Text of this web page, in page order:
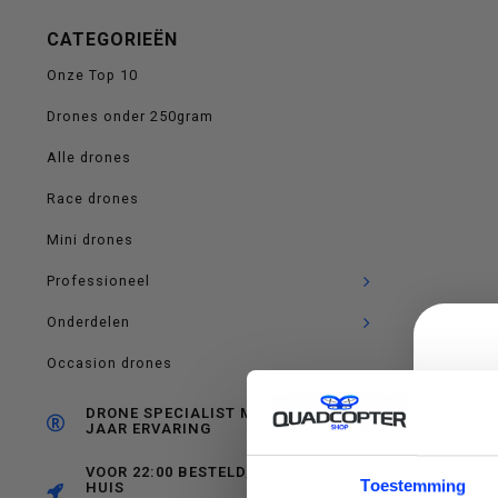
Toestemming
om
CATEGORIEËN
Onze Top 10
Drones onder 250gram
Alle drones
Race drones
Mini drones
Professioneel
Onderdelen
Occasion drones
DRONE SPECIALIST MET RUIM 10
JAAR ERVARING
VOOR 22:00 BESTELD, MORGEN IN
HUIS